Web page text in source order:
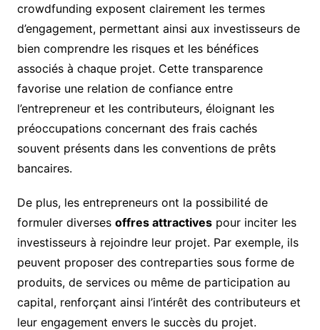
crowdfunding exposent clairement les termes
d’engagement, permettant ainsi aux investisseurs de
bien comprendre les risques et les bénéfices
associés à chaque projet. Cette transparence
favorise une relation de confiance entre
l’entrepreneur et les contributeurs, éloignant les
préoccupations concernant des frais cachés
souvent présents dans les conventions de prêts
bancaires.
De plus, les entrepreneurs ont la possibilité de
formuler diverses offres attractivespour inciter les
investisseurs à rejoindre leur projet. Par exemple, ils
peuvent proposer des contreparties sous forme de
produits, de services ou même de participation au
capital, renforçant ainsi l’intérêt des contributeurs et
leur engagement envers le succès du projet.